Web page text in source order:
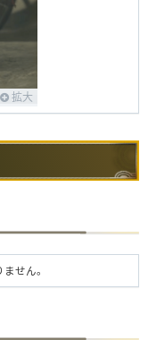
拡大
せん。